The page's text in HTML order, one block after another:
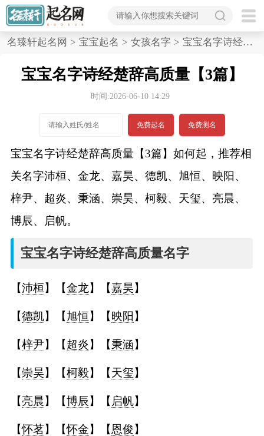
首
名
名
男孩名字打分
女孩名字打分
名臻轩起名网 > 宝宝起名 > 女孩名字 > 宝宝名字诗经楚辞高质量,3篇
宝宝名字诗经楚辞高质量【3篇】
时间:2026-06-10 14:29
免费起名 免费测名
宝宝名字诗经楚辞高质量【3篇】如何起，推荐相
关名字沛桓、金龙、嘉昊、德凯、旭恒、映阳、
梓尹、超炎、秉涵、崇昊、柯毅、天玺、亮晨、
博辰、启帆。
宝宝名字诗经楚辞高质量名字
【沛桓】【金龙】【嘉昊】
【德凯】【旭恒】【 映阳 】
【梓尹】【超炎】【秉涵】
【崇昊】【柯毅】【天玺】
【亮晨】【博辰 】【 启帆】
【怀茗】【怀金】【恩俊 】